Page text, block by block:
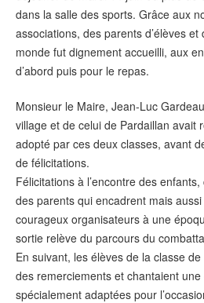
dans la salle des sports. Grâce aux
associations, des parents d’élèves
monde fut dignement accueilli, aux
d’abord puis pour le repas.
Monsieur le Maire, Jean-Luc
village et de celui de Pardaillan avait
adopté par ces deux classes, avant
de félicitations.
Félicitations à l’encontre des
des parents qui encadrent mais
courageux organisateurs à une
sortie relève du parcours du
En suivant, les élèves de la classe
des remerciements et chantaient
spécialement adaptées pour